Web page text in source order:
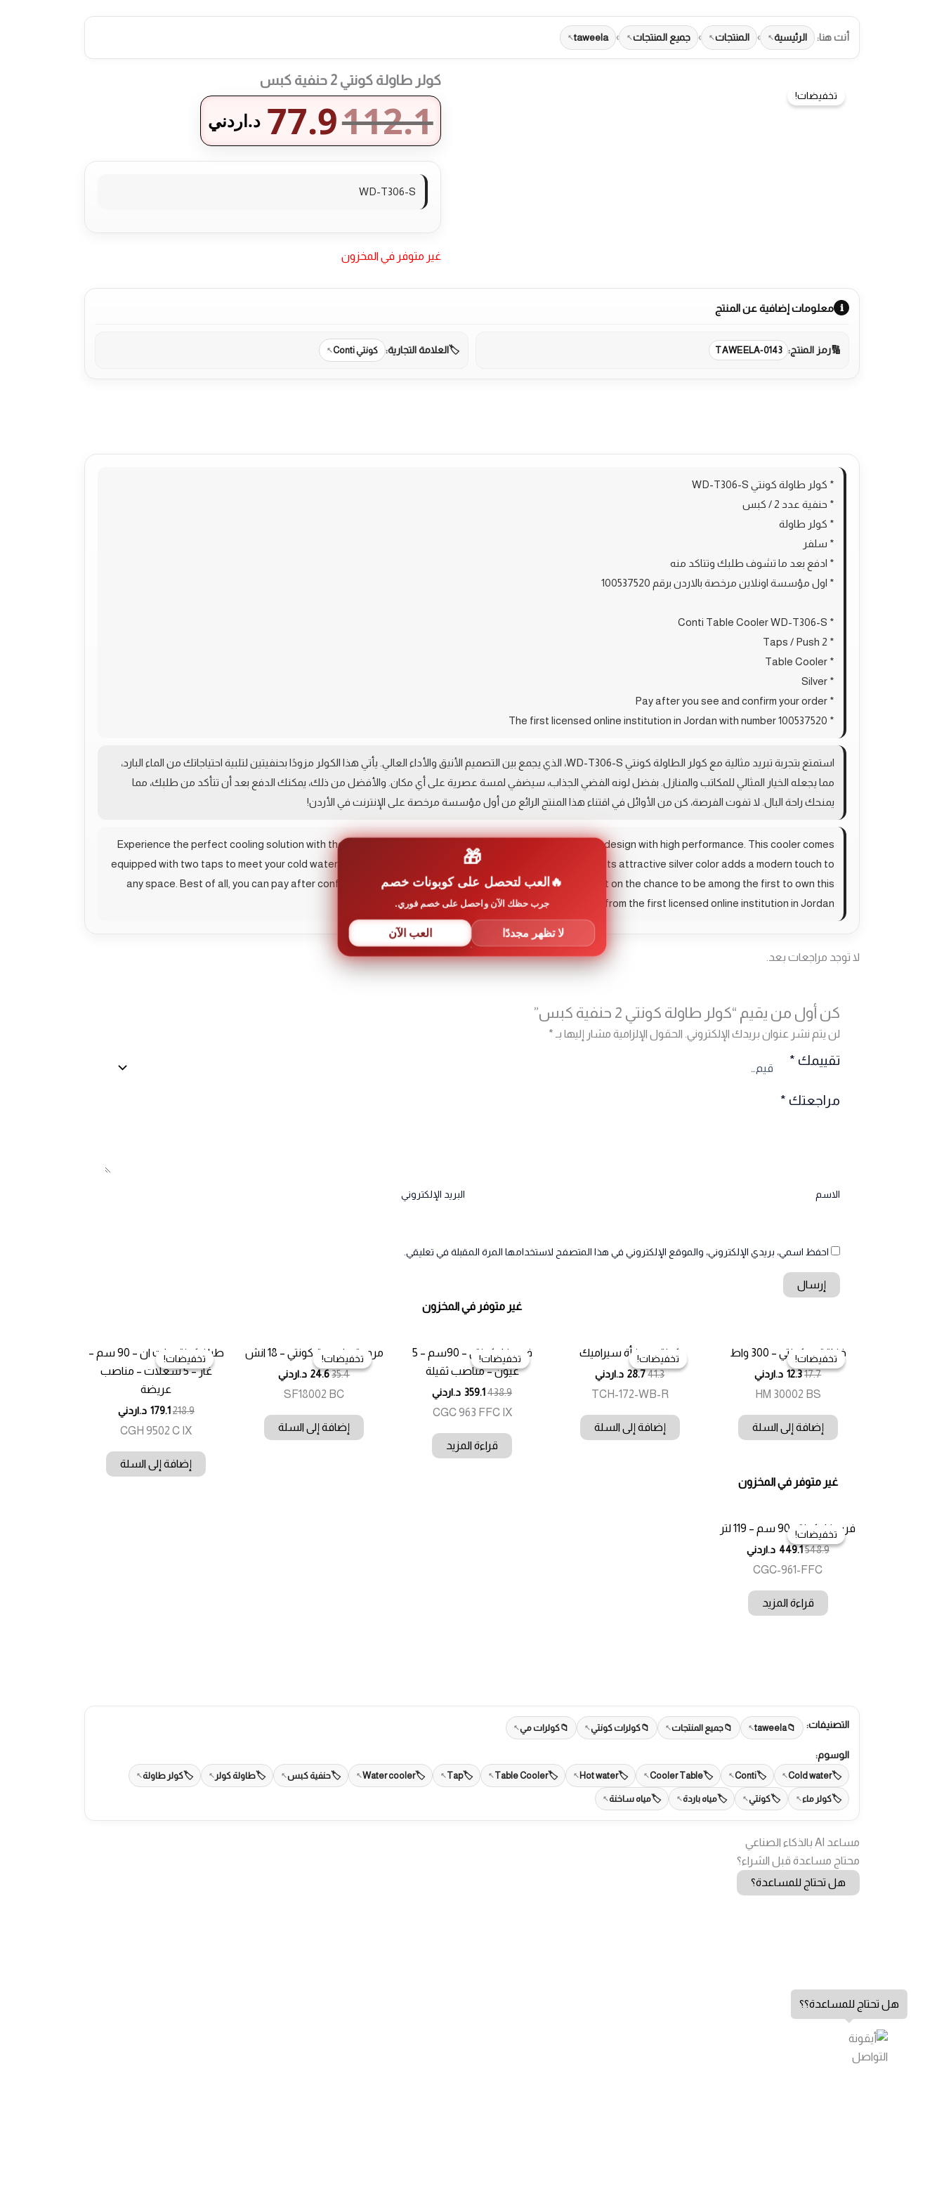
أنت هنا: الرئيسية › المنتجات › جميع المنتجات ›
taweela
تخفيضات!
كولر طاولة كونتي 2 حنفية كبس
112.1
77.9 د.اردني
WD-T306-S
غير متوفر في المخزون
معلومات إضافية عن المنتج
رمز المنتج: TAWEELA-0143 العلامة التجارية: كونتي Conti
* كولر طاولة كونتي WD-T306-S
* حنفية عدد 2 / كبس
* كولر طاولة
* سلفر
* ادفع بعد ما تشوف طلبك وتتاكد منه
* اول مؤسسة اونلاين مرخصة بالاردن برقم 100537520
* Conti Table Cooler WD-T306-S
* 2 Taps / Push
* Table Cooler
* Silver
* Pay after you see and confirm your order
* The first licensed online institution in Jordan with number 100537520
استمتع بتجربة تبريد مثالية مع كولر الطاولة كونتي WD-T306-S، الذي يجمع بين التصميم الأنيق والأداء العالي. يأتي هذا الكولر مزودًا بحنفيتين لتلبية احتياجاتك من الماء البارد،
مما يجعله الخيار المثالي للمكاتب والمنازل. بفضل لونه الفضي الجذاب، سيضفي لمسة عصرية على أي مكان. والأفضل من ذلك، يمكنك الدفع بعد أن تتأكد من طلبك، مما
يمنحك راحة البال. لا تفوت الفرصة، كن من الأوائل في اقتناء هذا المنتج الرائع من أول مؤسسة مرخصة على الإنترنت في الأردن!
Experience the perfect cooling solution with the Conti Table Cooler WD-T306-S, which combines sleek design with high performance. This cooler comes
equipped with two taps to meet your cold water needs, making it the ideal choice for offices and homes. Its attractive silver color adds a modern touch to
any space. Best of all, you can pay after confirming your order, giving you peace of mind. Don’t miss out on the chance to be among the first to own this
fantastic product from the first licensed online institution in Jordan!
لا توجد مراجعات بعد.
كن أول من يقيم “كولر طاولة كونتي 2 حنفية كبس”
لن يتم نشر عنوان بريدك الإلكتروني. الحقول الإلزامية مشار إليها بـ *
تقييمك *
مراجعتك *
الاسم البريد الإلكتروني
احفظ اسمي، بريدي الإلكتروني، والموقع الإلكتروني في هذا المتصفح لاستخدامها المرة المقبلة في تعليقي.
تخفيضات!
تخفيضات!
خفاقة يد كونتي – 300 واط
17.7
12.3 د.اردني
HM 30002 BS
إضافة إلى السلة
تخفيضات!
تخفيضات!
كونتي مدفأة سيراميك
41.3
28.7 د.اردني
TCH-172-WB-R
إضافة إلى السلة
تخفيضات!
غير متوفر في المخزون
تخفيضات!
فرن غاز كونتي – 90سم – 5
عيون – مناصب ثقيلة
438.9
359.1 د.اردني
CGC 963 FFC IX
قراءة المزيد
تخفيضات!
تخفيضات!
مروحة عامودية كونتي – 18 انش
35.4
24.6 د.اردني
SF18002 BC
إضافة إلى السلة
تخفيضات!
تخفيضات!
طباخ كونتي بلت ان – 90 سم –
غاز – 5 شعلات – مناصب
عريضة
218.9
179.1 د.اردني
CGH 9502 C IX
إضافة إلى السلة
تخفيضات!
غير متوفر في المخزون
تخفيضات!
فرن غاز كونتي 90 سم – 119 لتر
548.9
449.1 د.اردني
CGC-961-FFC
قراءة المزيد
التصنيفات: taweela جميع المنتجات كولرات كونتي كولرات مي
الوسوم:
Cold water
Conti
Cooler Table
Hot water
Table Cooler
Tap
Water cooler حنفية كبس طاولة كولر كولر طاولة
كولر ماء كونتي مياه باردة مياه ساخنة
مساعد AI بالذكاء الصناعي
محتاج مساعدة قبل الشراء؟
هل تحتاج للمساعدة؟
هل تحتاج للمساعدة؟؟
🎁
العب لتحصل على كوبونات خصم
جرب حظك الآن واحصل على خصم فوري.
لا تظهر مجددًا العب الآن